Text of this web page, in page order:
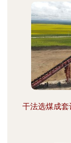
干法选煤成